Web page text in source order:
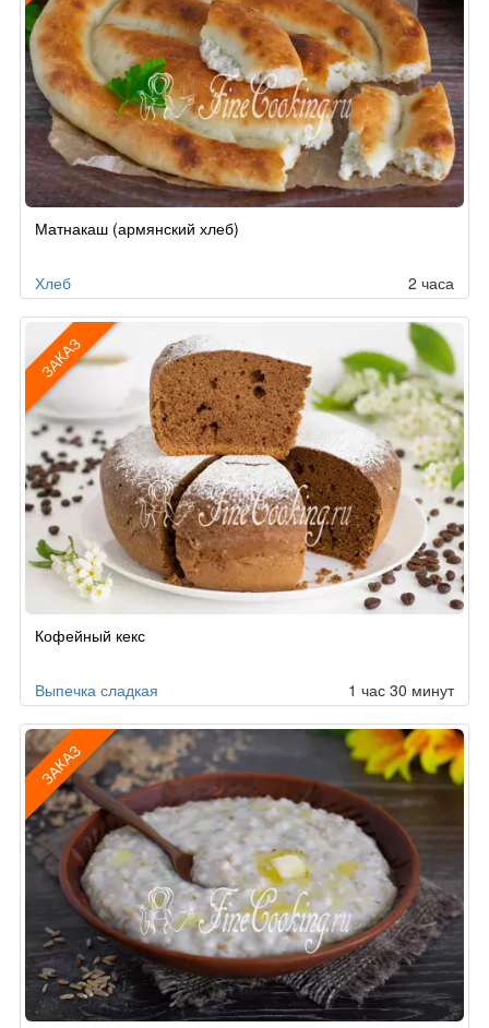
поМатнакаш (армянский хлеб)
Хлеб 2 часа
ЗАКАЗ
поКофейный кекс
Выпечка сладкая 1 час 30 минут
ЗАКАЗ